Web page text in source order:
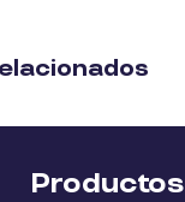
Productos